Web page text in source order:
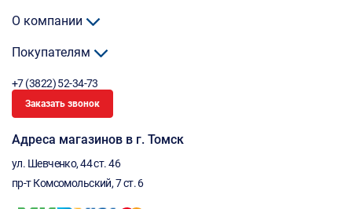
О компании
Покупателям
+7 (3822) 52-34-73
Заказать звонок
Адреса магазинов в г. Томск
ул. Шевченко, 44 ст. 46
пр-т Комсомольский, 7 ст. 6